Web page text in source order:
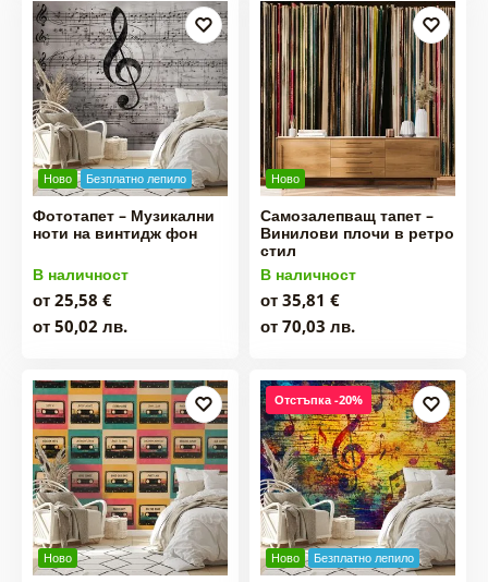
Ново Безплатно лепило
Фототапет – Музикални
ноти на винтидж фон
В наличност
от 25,58 €
от 50,02 лв.
Ново
Самозалепващ тапет –
Винилови плочи в ретро
стил
В наличност
от 35,81 €
от 70,03 лв.
Ново Ново Безплатно лепило
Отстъпка -20%